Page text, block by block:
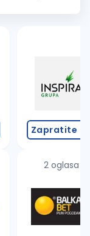
Zapratite
2 oglasa